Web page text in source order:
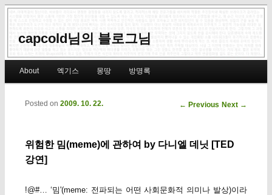
capcold님의 블로그님
Skip to primary content
Skip to secondary content
About 엑기스 몽땅 방명록
Post navigation
← Previous Next →
위험한 밈(meme)에 관하여 by 다니엘 데닛 [TED
강연]
Posted on 2009. 10. 22.
!@#… ‘밈'(meme: 전파되는 어떤 사회문화적 의미나 발상)이라